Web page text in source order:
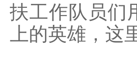
扶工作队员们
上的英雄，